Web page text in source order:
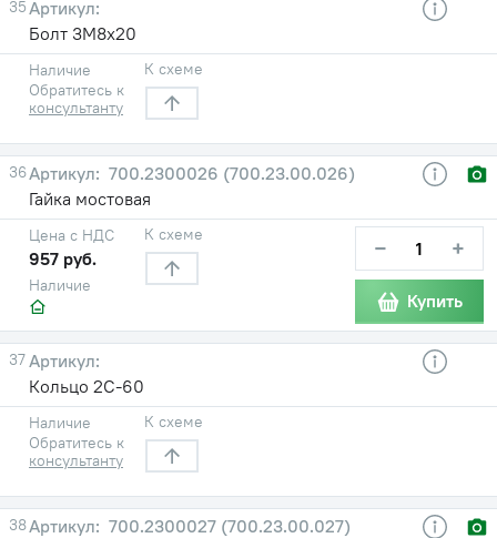
35
Болт 3М8х20
Наличие
Обратитесь к
консультанту
К схеме
36
700.2300026 (700.23.00.026)
Гайка мостовая
Наличие
Цена с НДС
957 руб.
К схеме − +
Купить
37
Кольцо 2С-60
Наличие
Обратитесь к
консультанту
К схеме
38
700.2300027 (700.23.00.027)